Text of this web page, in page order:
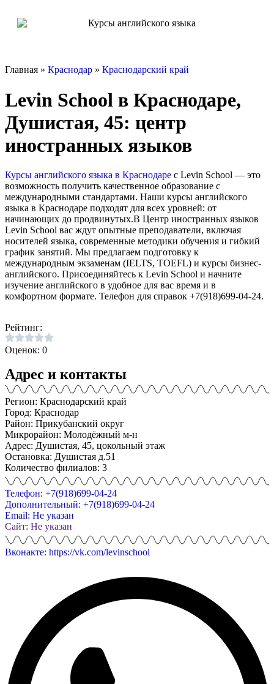
Главная » Краснодар » Краснодарский край
Levin School в Краснодаре,
Душистая, 45: центр
иностранных языков
Курсы английского языка в Краснодаре с Levin School — это
возможность получить качественное образование с
международными стандартами. Наши курсы английского
языка в Краснодаре подходят для всех уровней: от
начинающих до продвинутых.В Центр иностранных языков
Levin School вас ждут опытные преподаватели, включая
носителей языка, современные методики обучения и гибкий
график занятий. Мы предлагаем подготовку к
международным экзаменам (IELTS, TOEFL) и курсы бизнес-
английского. Присоединяйтесь к Levin School и начните
изучение английского в удобное для вас время и в
комфортном формате. Телефон для справок +7(918)699-04-24.
Рейтинг:
Оценок: 0
Адрес и контакты
Регион: Краснодарский край
Город: Краснодар
Район: Прикубанский округ
Микрорайон: Молодёжный м-н
Адрес: Душистая, 45, цокольный этаж
Остановка: Душистая д.51
Количество филиалов: 3
Телефон: +7(918)699-04-24
Дополнительный: +7(918)699-04-24
Email: Не указан
Сайт: Не указан
Вконакте: https://vk.com/levinschool